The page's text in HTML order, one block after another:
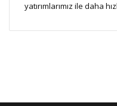
yatırımlarımız ile daha